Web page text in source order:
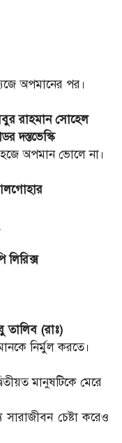
অপমানের পর।
রাহমান সোহেল
দস্তভেস্কি
অপমান ভোলে না।
লিরিক্স
(রাঃ)
নির্মুল করতে।
মানুষটিকে মেরে
চেষ্টা করেও